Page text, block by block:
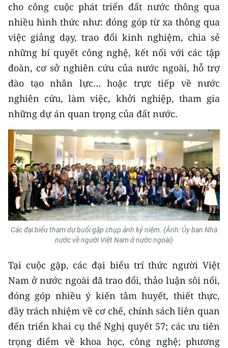
cho công cuộc phát triển đất nước thông qua
nhiều hình thức như: đóng góp từ xa thông qua
việc giảng dạy, trao đổi kinh nghiệm, chia sẻ
những bí quyết công nghệ, kết nối với các tập
đoàn, cơ sở nghiên cứu của nước ngoài, hỗ trợ
đào tạo nhân lực… hoặc trực tiếp về nước
nghiên cứu, làm việc, khởi nghiệp, tham gia
những dự án quan trọng của đất nước.
Các đại biểu tham dự buổi gặp chụp ảnh kỷ niệm. (Ảnh: Ủy ban Nhà
nước về người Việt Nam ở nước ngoài)
Tại cuộc gặp, các đại biểu trí thức người Việt
Nam ở nước ngoài đã trao đổi, thảo luận sôi nổi,
đóng góp nhiều ý kiến tâm huyết, thiết thực,
đầy trách nhiệm về cơ chế, chính sách liên quan
đến triển khai cụ thể Nghị quyết 57; các ưu tiên
trọng điểm về khoa học, công nghệ; phương